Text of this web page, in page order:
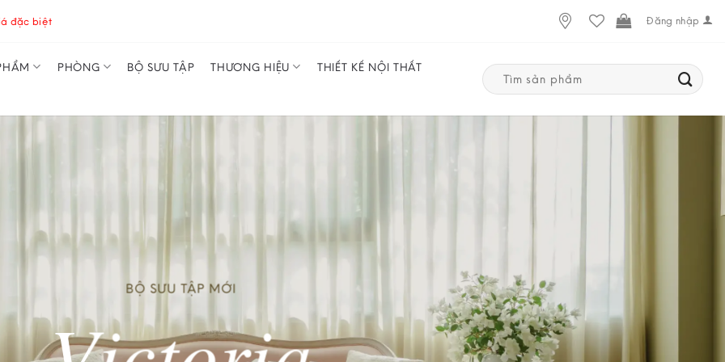
đặc biệt Đăng nhập
PHÒNG BỘ SƯU TẬP THƯƠNG HIỆU THIẾT KẾ NỘI THẤT
Search
for:
BỘ SƯU TẬP MỚI